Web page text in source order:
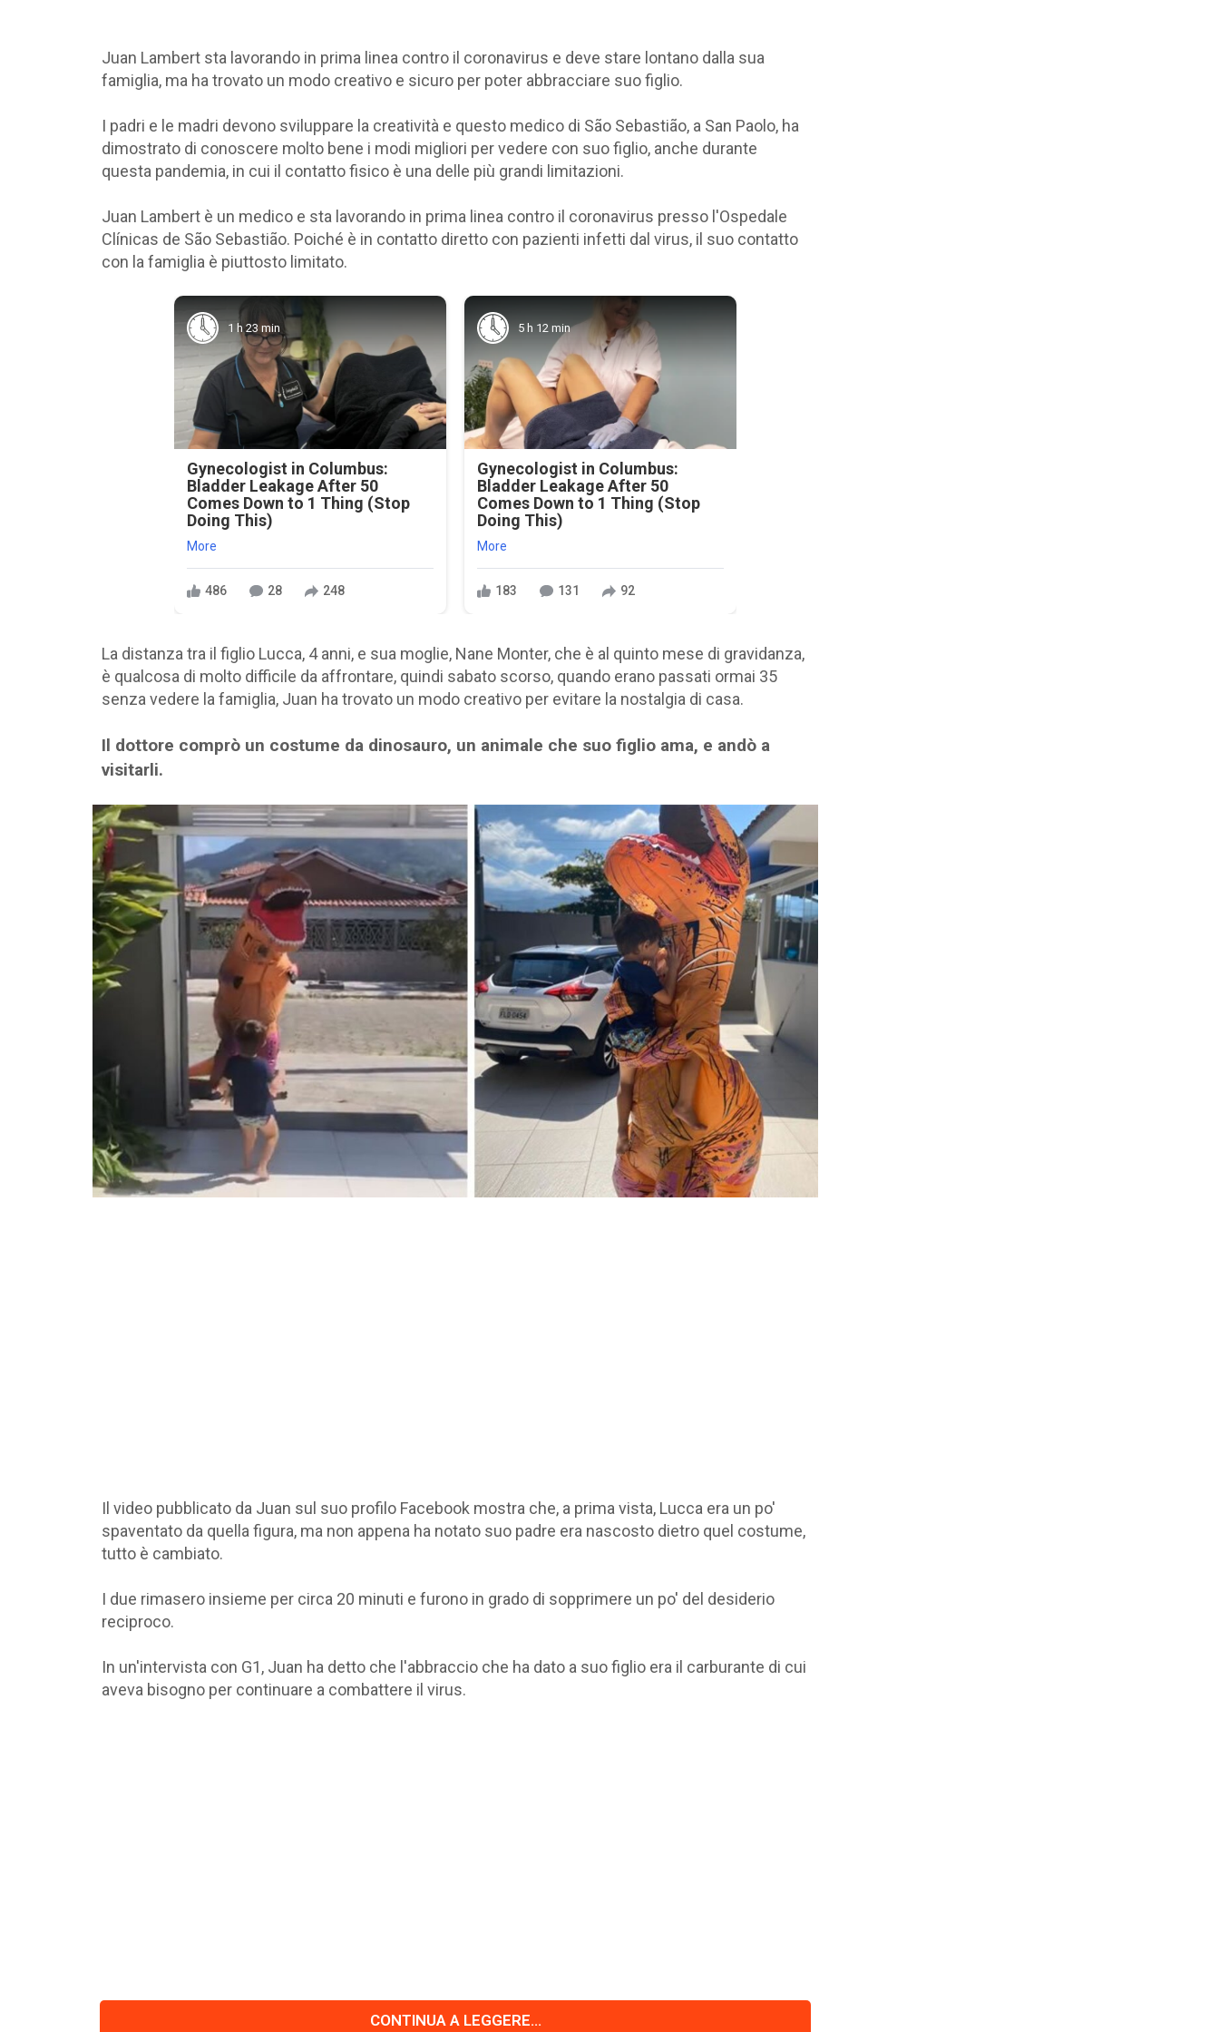
Juan Lambert sta lavorando in prima linea contro il coronavirus e deve stare lontano dalla sua
famiglia, ma ha trovato un modo creativo e sicuro per poter abbracciare suo figlio.
I padri e le madri devono sviluppare la creatività e questo medico di São Sebastião, a San Paolo, ha
dimostrato di conoscere molto bene i modi migliori per vedere con suo figlio, anche durante
questa pandemia, in cui il contatto fisico è una delle più grandi limitazioni.
Juan Lambert è un medico e sta lavorando in prima linea contro il coronavirus presso l'Ospedale
Clínicas de São Sebastião. Poiché è in contatto diretto con pazienti infetti dal virus, il suo contatto
con la famiglia è piuttosto limitato.
1 h 23 min
Gynecologist in Columbus:
Bladder Leakage After 50
Comes Down to 1 Thing (Stop
Doing This)
More
486 28 248
5 h 12 min
Gynecologist in Columbus:
Bladder Leakage After 50
Comes Down to 1 Thing (Stop
Doing This)
More
183 131 92
La distanza tra il figlio Lucca, 4 anni, e sua moglie, Nane Monter, che è al quinto mese di gravidanza,
è qualcosa di molto difficile da affrontare, quindi sabato scorso, quando erano passati ormai 35
senza vedere la famiglia, Juan ha trovato un modo creativo per evitare la nostalgia di casa.
Il dottore comprò un costume da dinosauro, un animale che suo figlio ama, e andò a
visitarli.
Il video pubblicato da Juan sul suo profilo Facebook mostra che, a prima vista, Lucca era un po'
spaventato da quella figura, ma non appena ha notato suo padre era nascosto dietro quel costume,
tutto è cambiato.
I due rimasero insieme per circa 20 minuti e furono in grado di sopprimere un po' del desiderio
reciproco.
In un'intervista con G1, Juan ha detto che l'abbraccio che ha dato a suo figlio era il carburante di cui
aveva bisogno per continuare a combattere il virus.
CONTINUA A LEGGERE...